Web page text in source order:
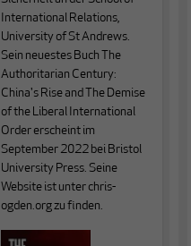
International Relations,
University of St Andrews.
Sein neuestes Buch The
Authoritarian Century:
China's Rise and The Demise
of the Liberal International
Order erscheint im
September 2022 bei Bristol
University Press. Seine
Website ist unter chris-
ogden.org zu finden.